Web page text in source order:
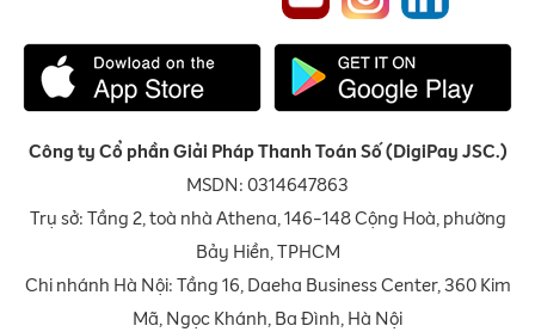
Công ty Cổ phần Giải Pháp Thanh Toán Số (DigiPay JSC.)
MSDN: 0314647863
Trụ sở: Tầng 2, toà nhà Athena, 146-148 Cộng Hoà, phường
Bảy Hiền, TPHCM
Chi nhánh Hà Nội: Tầng 16, Daeha Business Center, 360 Kim
Mã, Ngọc Khánh, Ba Đình, Hà Nội